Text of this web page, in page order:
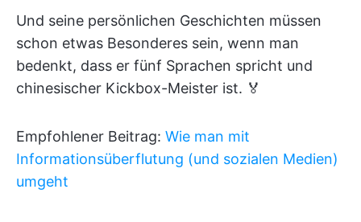
Und seine persönlichen Geschichten müssen
schon etwas Besonderes sein, wenn man
bedenkt, dass er fünf Sprachen spricht und
chinesischer Kickbox-Meister ist. 🏅
Empfohlener Beitrag: Wie man mit
Informationsüberflutung (und sozialen Medien)
umgeht